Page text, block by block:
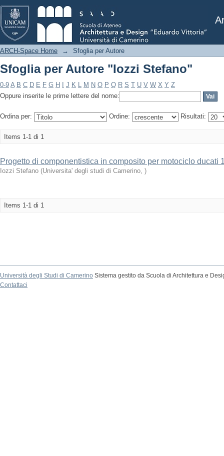
Sfoglia per Autore "Iozzi Stefano"
ARCH-Space Home → Sfoglia per Autore
Sfoglia per Autore "Iozzi Stefano"
0-9 A B C D E F G H J K L M N O P Q R S T U V W X Y Z
Oppure inserite le prime lettere del nome:
Ordina per: Ordine: Risultati:
Items 1-1 di 1
Progetto di componentistica in composito per motociclo ducati
Iozzi Stefano (Universita' degli studi di Camerino, )
Items 1-1 di 1
Università degli Studi di Camerino Sistema gestito da Scuola di Architettura e
Contattaci